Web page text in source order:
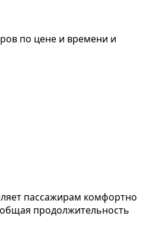
по цене и времени и
пассажирам комфортно
продолжительность